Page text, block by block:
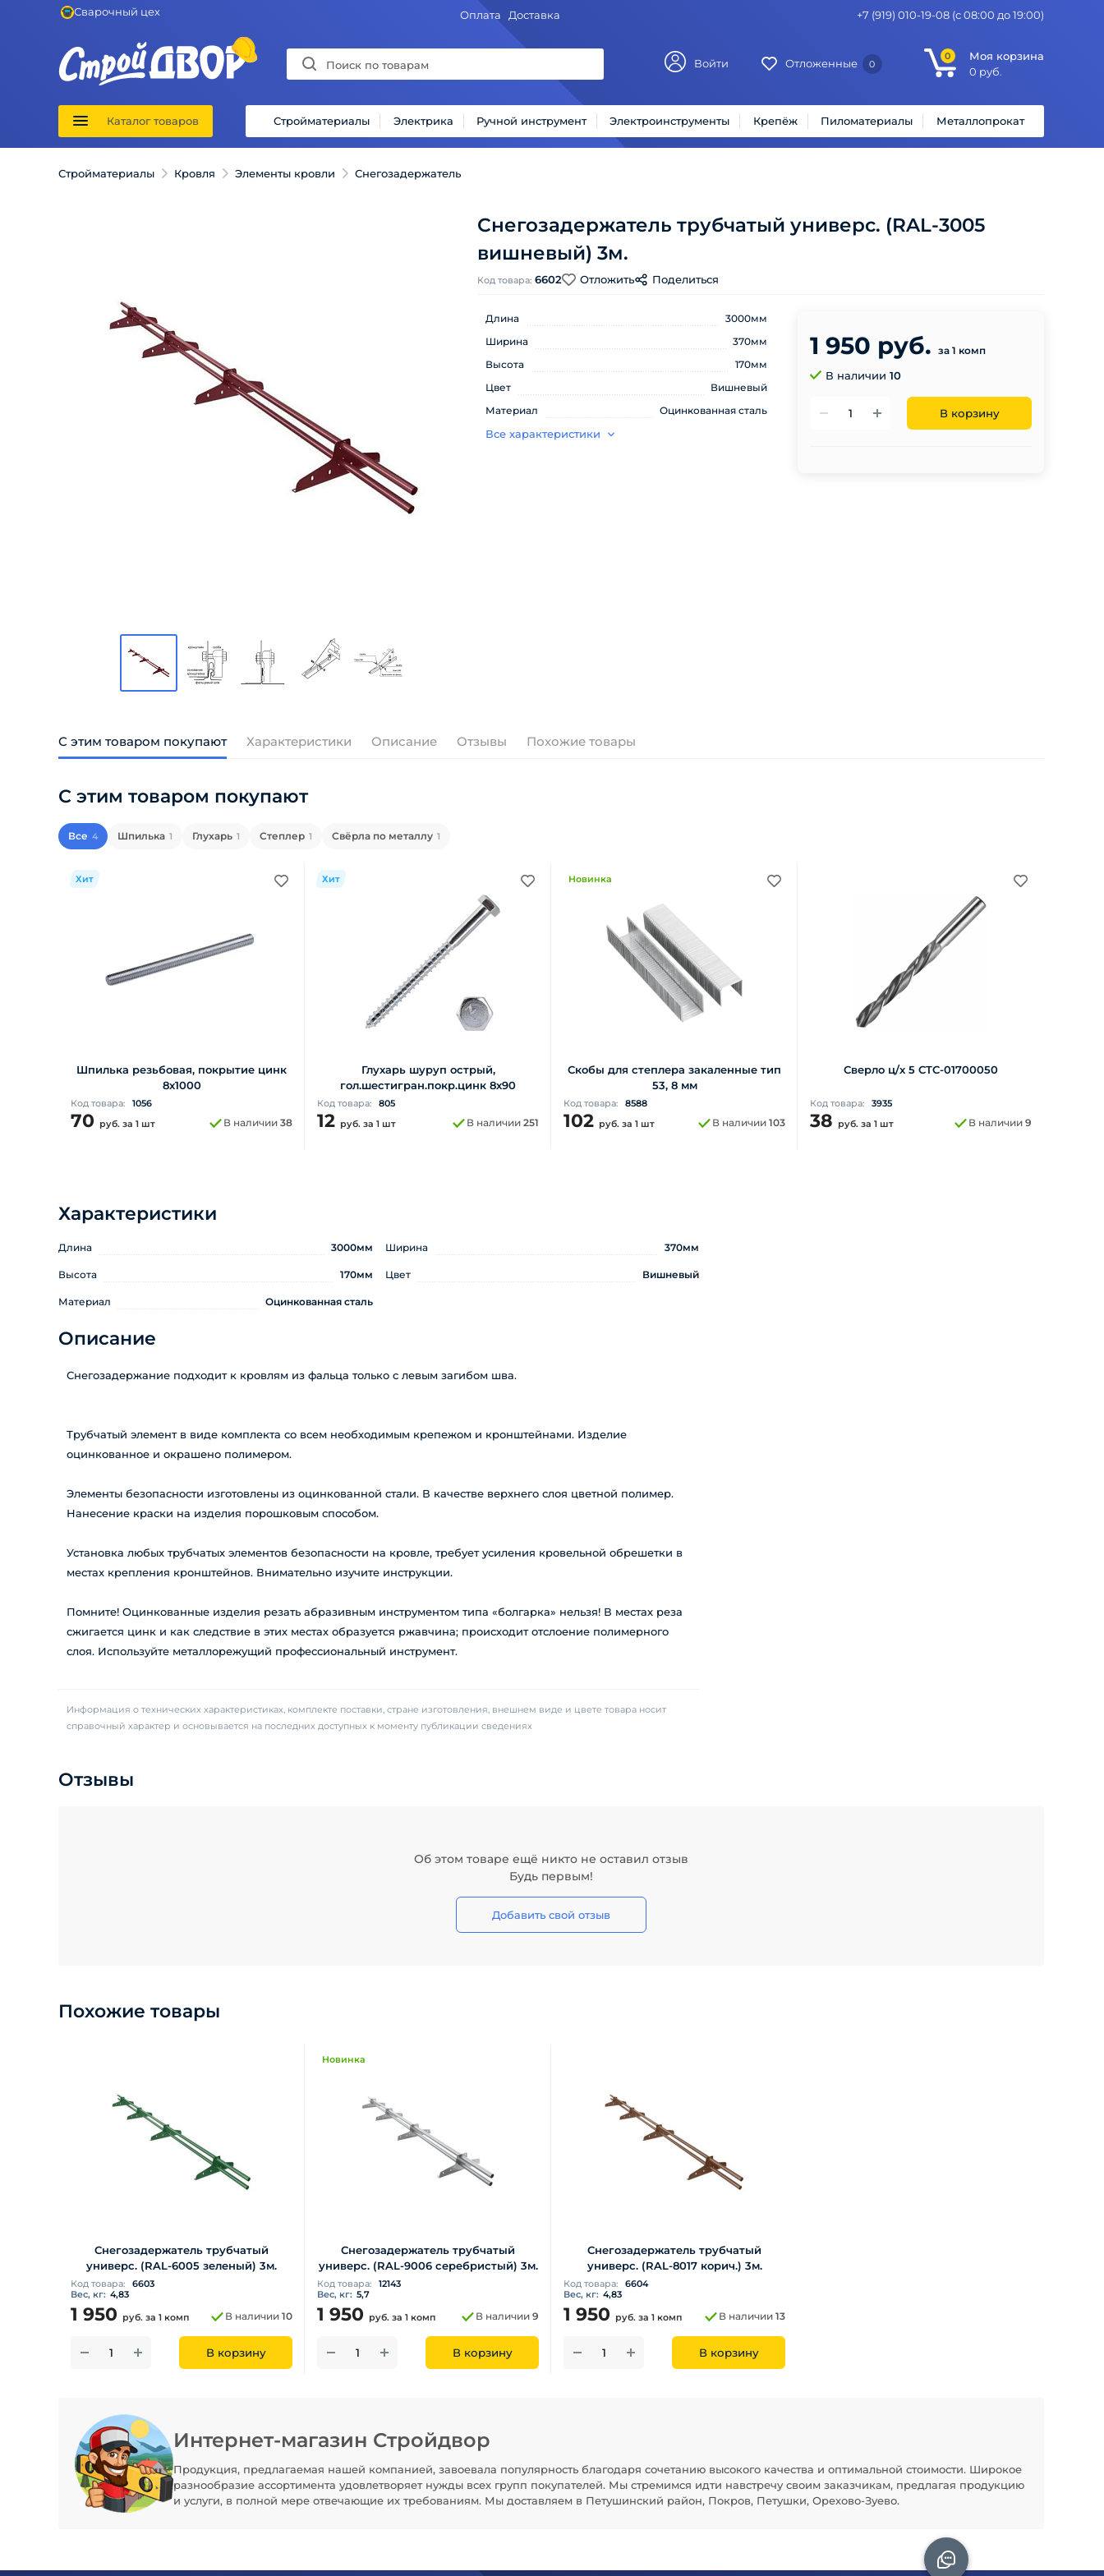
Сварочный цех Оплата Доставка +7 (919) 010-19-08 (с 08:00 до 19:00)
Войти Отложенные 0
0
Моя корзина
0 руб.
Каталог товаров Стройматериалы Электрика Ручной инструмент Электроинструменты Крепёж Пиломатериалы Металлопрокат
Стройматериалы Кровля Элементы кровли Снегозадержатель
Снегозадержатель трубчатый универс. (RAL-3005
вишневый) 3м.
Код товара: 6602 Отложить Поделиться
Длина
3000мм
Ширина
370мм
Высота
170мм
Цвет
Вишневый
Материал
Оцинкованная сталь
Все характеристики
1 950 руб. за 1 комп
В наличии 10
В корзину
С этим товаром покупают Характеристики Описание Отзывы Похожие товары
С этим товаром покупают
Все 4 Шпилька 1 Глухарь 1 Степлер 1 Свёрла по металлу 1
Хит
Шпилька резьбовая, покрытие цинк
8х1000
Код товара: 1056
70 руб. за 1 шт В наличии 38
Хит
Глухарь шуруп острый,
гол.шестигран.покр.цинк 8х90
Код товара: 805
12 руб. за 1 шт В наличии 251
Новинка
Скобы для степлера закаленные тип
53, 8 мм
Код товара: 8588
102 руб. за 1 шт В наличии 103
Сверло ц/х 5 СTC-01700050
Код товара: 3935
38 руб. за 1 шт В наличии 9
Характеристики
Длина 3000мм Ширина 370мм
Высота 170мм Цвет Вишневый
Материал Оцинкованная сталь
Описание
Снегозадержание подходит к кровлям из фальца только с левым загибом шва.
Трубчатый элемент в виде комплекта со всем необходимым крепежом и кронштейнами. Изделие
оцинкованное и окрашено полимером.
Элементы безопасности изготовлены из оцинкованной стали. В качестве верхнего слоя цветной полимер.
Нанесение краски на изделия порошковым способом.
Установка любых трубчатых элементов безопасности на кровле, требует усиления кровельной обрешетки в
местах крепления кронштейнов. Внимательно изучите инструкции.
Помните! Оцинкованные изделия резать абразивным инструментом типа «болгарка» нельзя! В местах реза
сжигается цинк и как следствие в этих местах образуется ржавчина; происходит отслоение полимерного
слоя. Используйте металлорежущий профессиональный инструмент.
Информация о технических характеристиках, комплекте поставки, стране изготовления, внешнем виде и цвете товара носит
справочный характер и основывается на последних доступных к моменту публикации сведениях
Отзывы
Об этом товаре ещё никто не оставил отзыв
Будь первым!
Добавить свой отзыв
Похожие товары
Снегозадержатель трубчатый
универс. (RAL-6005 зеленый) 3м.
Код товара:
6603
Вес, кг: 4,83
1 950 руб. за 1 комп В наличии 10
В корзину
Новинка
Снегозадержатель трубчатый
универс. (RAL-9006 серебристый) 3м.
Код товара:
12143
Вес, кг: 5,7
1 950 руб. за 1 комп В наличии 9
В корзину
Снегозадержатель трубчатый
универс. (RAL-8017 корич.) 3м.
Код товара:
6604
Вес, кг: 4,83
1 950 руб. за 1 комп В наличии 13
В корзину
Интернет-магазин Стройдвор
Продукция, предлагаемая нашей компанией, завоевала популярность благодаря сочетанию высокого качества и оптимальной стоимости. Широкое
разнообразие ассортимента удовлетворяет нужды всех групп покупателей. Мы стремимся идти навстречу своим заказчикам, предлагая продукцию
и услуги, в полной мере отвечающие их требованиям. Мы доставляем в Петушинский район, Покров, Петушки, Орехово-Зуево.